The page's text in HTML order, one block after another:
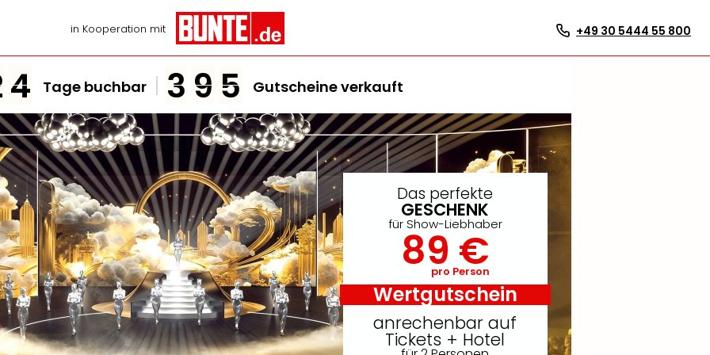
in Kooperation mit +49 30 5444 55 800
4 Tage buchbar 3 9 5 Gutscheine verkauft
Das perfekte
GESCHENK
für Show-Liebhaber
89 €
pro Person
Wertgutschein
anrechenbar auf
Tickets + Hotel